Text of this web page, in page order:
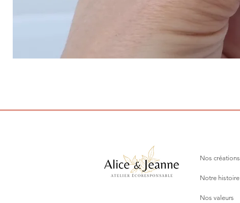
Nos créations
Notre histoire
Nos valeurs